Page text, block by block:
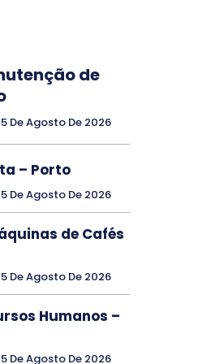
de
5 De Agosto De 2026
– Porto
5 De Agosto De 2026
de Cafés
5 De Agosto De 2026
Humanos –
5 De Agosto De 2026